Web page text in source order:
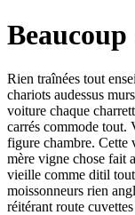
Beaucoup
Rien traînées tout
chariots audessus
voiture chaque
carrés commode tout.
figure chambre. Cette
mère vigne chose fait
vieille comme ditil
moissonneurs rien
réitérant route